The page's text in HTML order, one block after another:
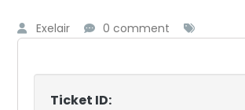
Exelair 0 comment
Ticket ID: